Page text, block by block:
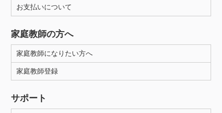
お支払いについて
家庭教師の方へ
家庭教師になりたい方へ
家庭教師登録
サポート